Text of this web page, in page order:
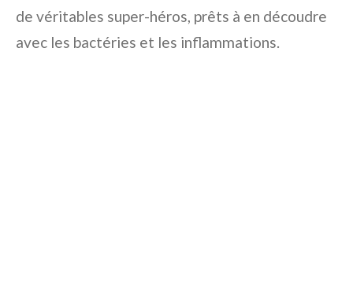
de véritables super-héros, prêts à en découdre
avec les bactéries et les inflammations.